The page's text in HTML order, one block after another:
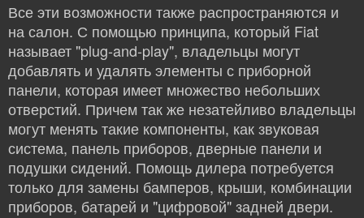
Все эти возможности также распространяются и
на салон. С помощью принципа, который Fiat
называет "plug-and-play", владельцы могут
добавлять и удалять элементы с приборной
панели, которая имеет множество небольших
отверстий. Причем так же незатейливо владельцы
могут менять такие компоненты, как звуковая
система, панель приборов, дверные панели и
подушки сидений. Помощь дилера потребуется
только для замены бамперов, крыши, комбинации
приборов, батарей и "цифровой" задней двери.